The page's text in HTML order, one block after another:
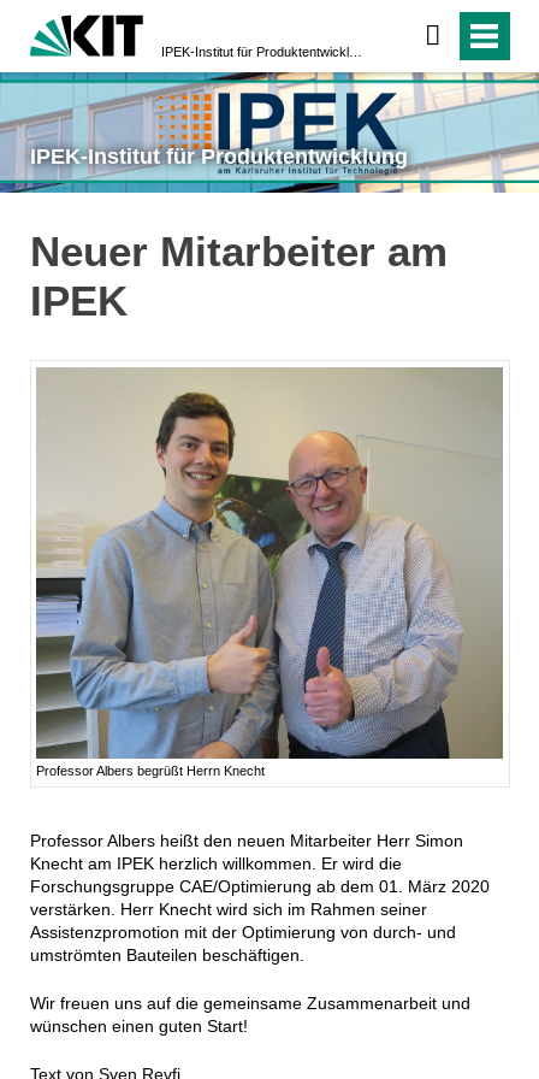
IPEK-Institut für Produktentwicklung
Neuer Mitarbeiter am
IPEK
Professor Albers begrüßt Herrn Knecht
Professor Albers heißt den neuen Mitarbeiter Herr Simon
Knecht am IPEK herzlich willkommen. Er wird die
Forschungsgruppe CAE/Optimierung ab dem 01. März 2020
verstärken. Herr Knecht wird sich im Rahmen seiner
Assistenzpromotion mit der Optimierung von durch- und
umströmten Bauteilen beschäftigen.
Wir freuen uns auf die gemeinsame Zusammenarbeit und
wünschen einen guten Start!
Text von Sven Revfi